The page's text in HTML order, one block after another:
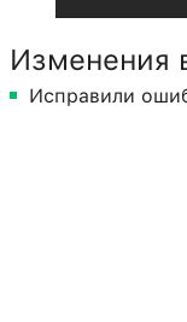
Изменения
Исправили